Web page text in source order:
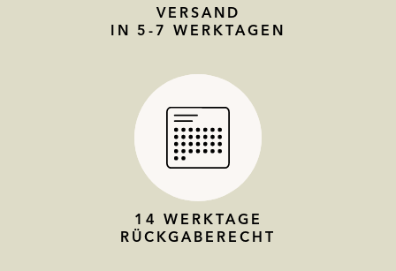
VERSAND
IN 5-7 WERKTAGEN
14 WERKTAGE
RÜCKGABERECHT